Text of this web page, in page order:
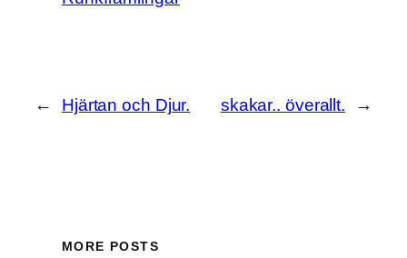
← Hjärtan och Djur. skakar.. överallt. →
MORE POSTS